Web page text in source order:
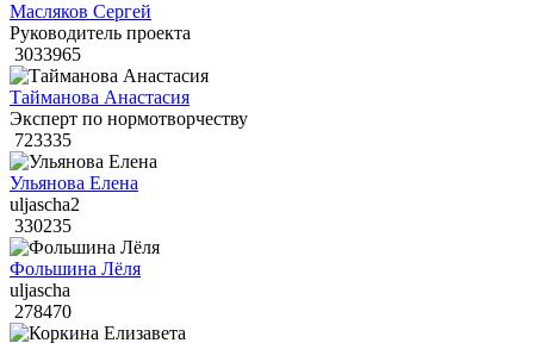
Масляков Сергей
Руководитель проекта
3033965
Тайманова Анастасия
Эксперт по нормотворчеству
723335
Ульянова Елена
uljascha2
330235
Фольшина Лёля
uljascha
278470